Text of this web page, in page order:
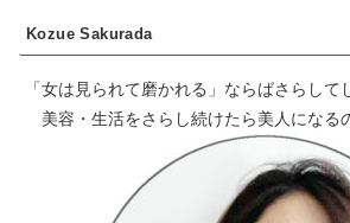
Kozue Sakurada
「女は見られて磨かれる」ならばさらし
美容・生活をさらし続けたら美人になる